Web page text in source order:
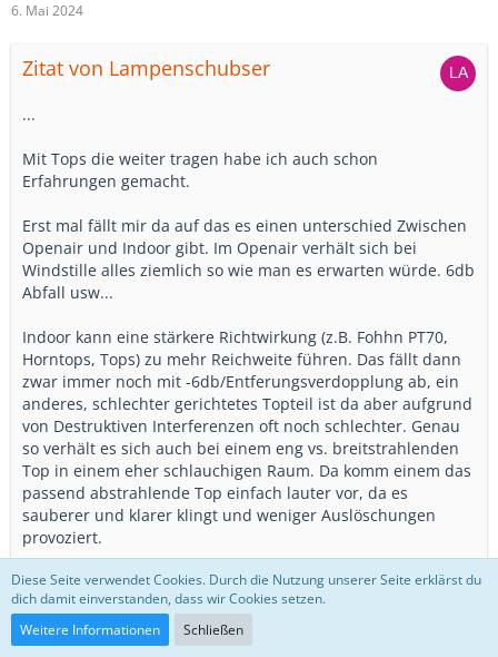
6. Mai 2024
Zitat von Lampenschubser
...
Mit Tops die weiter tragen habe ich auch schon
Erfahrungen gemacht.
Erst mal fällt mir da auf das es einen unterschied Zwischen
Openair und Indoor gibt. Im Openair verhält sich bei
Windstille alles ziemlich so wie man es erwarten würde. 6db
Abfall usw...
Indoor kann eine stärkere Richtwirkung (z.B. Fohhn PT70,
Horntops, Tops) zu mehr Reichweite führen. Das fällt dann
zwar immer noch mit -6db/Entferungsverdopplung ab, ein
anderes, schlechter gerichtetes Topteil ist da aber aufgrund
von Destruktiven Interferenzen oft noch schlechter. Genau
so verhält es sich auch bei einem eng vs. breitstrahlenden
Top in einem eher schlauchigen Raum. Da komm einem das
passend abstrahlende Top einfach lauter vor, da es
sauberer und klarer klingt und weniger Auslöschungen
provoziert.
Das ist ein richtig guter Punkt.
Und ich würde nochmal von der nominalen Abstrahlung auf
die frequenzabhängige erweitern. Schlechter richtende
Diese Seite verwendet Cookies. Durch die Nutzung unserer Seite erklärst du
dich damit einverstanden, dass wir Cookies setzen.
Weitere Informationen
Schließen